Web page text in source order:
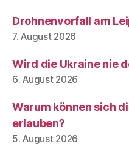
Drohnenvorfall am
7. August 2026
Wird die Ukraine nie
6. August 2026
Warum können sich
erlauben?
5. August 2026